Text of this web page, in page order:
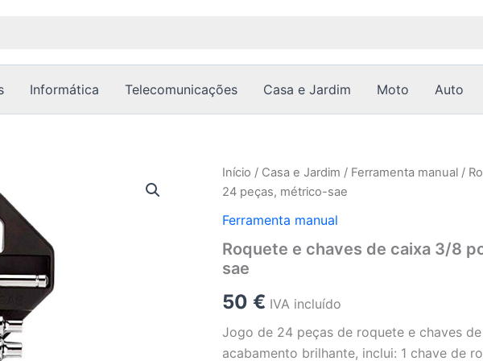
Informática Telecomunicações Casa e Jardim Moto Auto
Início / Casa e Jardim / Ferramenta manual /
24 peças, métrico-sae
Ferramenta manual
Roquete e chaves de caixa 3/8
sae
50€ IVA incluído
Jogo de 24 peças de roquete e chaves
acabamento brilhante, inclui: 1 chave de
Quantidade
de
Roquete
e
de
caixa
pol,
24
peças,